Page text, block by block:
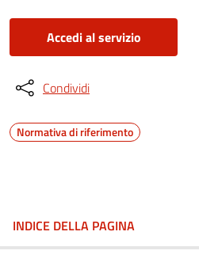
Accedi al servizio
Condividi
Normativa di riferimento
INDICE DELLA PAGINA